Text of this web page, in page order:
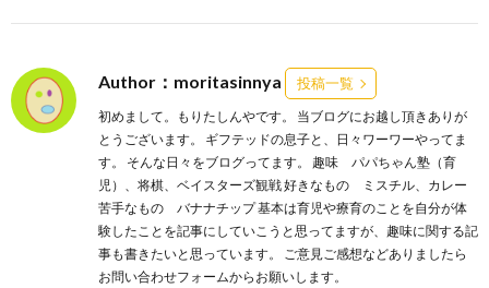
Author：moritasinnya 投稿一覧
初めまして。もりたしんやです。 当ブログにお越し頂きありが
とうございます。 ギフテッドの息子と、日々ワーワーやってま
す。 そんな日々をブログってます。 趣味 パパちゃん塾（育
児）、将棋、ベイスターズ観戦 好きなもの ミスチル、カレー
苦手なもの バナナチップ 基本は育児や療育のことを自分が体
験したことを記事にしていこうと思ってますが、趣味に関する記
事も書きたいと思っています。 ご意見ご感想などありましたら
お問い合わせフォームからお願いします。